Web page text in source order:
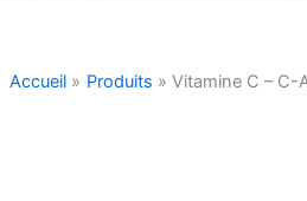
Accueil Produits Vitamine C – C-